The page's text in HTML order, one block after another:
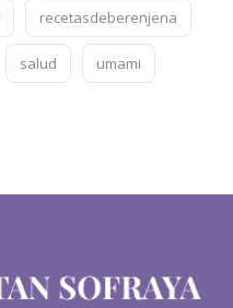
recetasdeberenjena
salud umami